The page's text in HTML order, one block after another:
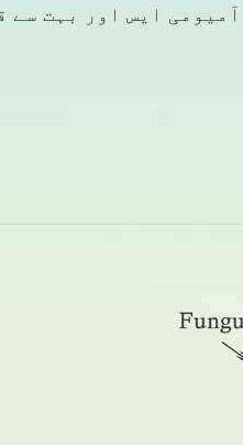
ایس اور بہت سے